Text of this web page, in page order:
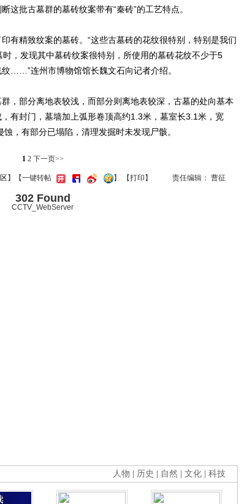
这批古墓群的墓砖纹案带有“秦砖”的工艺特点。
精致纹案的墓砖。“这些古墓砖的花纹很特别，特别是我们
，发现其中墓砖纹案很特别，所使用的墓砖花纹不少于5
……”连州市博物馆馆长魏文石向记者介绍。
部分离地表较浅，而部分则离地表较深，古墓的处向基本
有封门，墓墙加上弧形卷顶高约1.3米，墓室长3.1米，宽
，有部分已塌陷，清理发掘时未发现尸骸。
1 2 下一页>>
】【一键转帖 】 【打印 】 责任编辑： 曹征
302 Found
CCTV_WebServer
人物 历史 自然 文化 科技